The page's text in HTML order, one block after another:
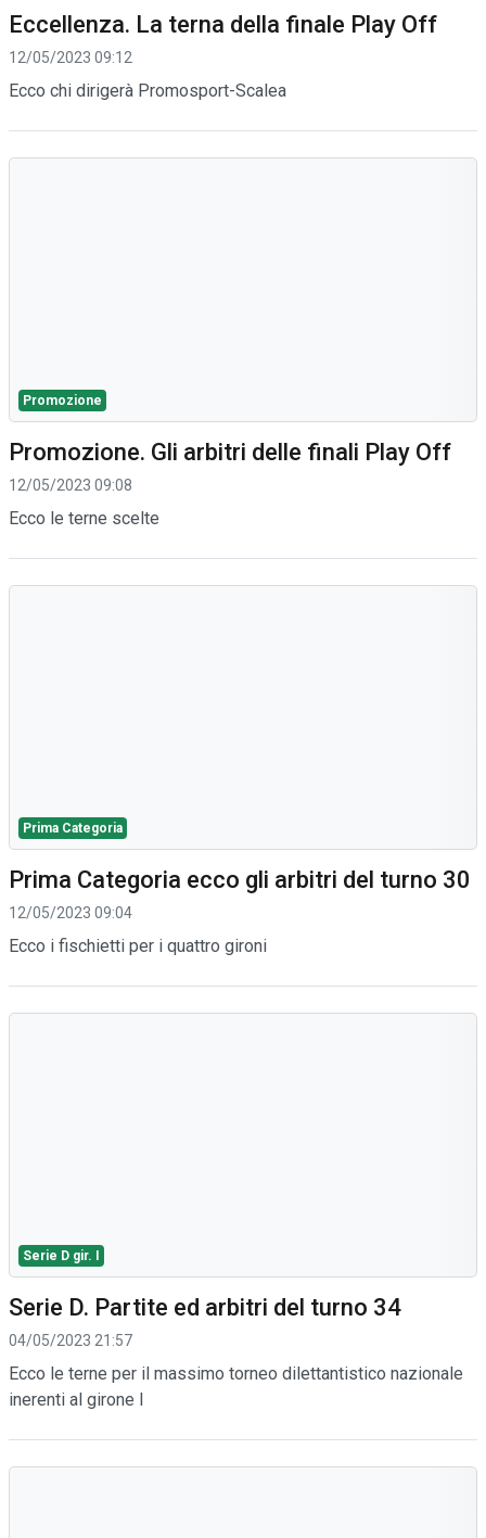
Eccellenza. La terna della finale Play Off
12/05/2023 09:12
Ecco chi dirigerà Promosport-Scalea
Promozione
Promozione. Gli arbitri delle finali Play Off
12/05/2023 09:08
Ecco le terne scelte
Prima Categoria
Prima Categoria ecco gli arbitri del turno 30
12/05/2023 09:04
Ecco i fischietti per i quattro gironi
Serie D gir. I
Serie D. Partite ed arbitri del turno 34
04/05/2023 21:57
Ecco le terne per il massimo torneo dilettantistico nazionale
inerenti al girone I